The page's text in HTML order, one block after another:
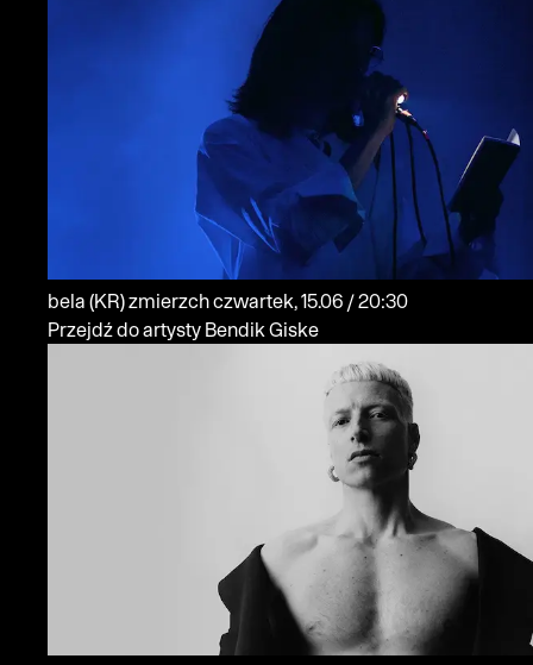
bela (KR)zmierzch
czwartek, 15.06 / 20:30
Przejdź do artysty Bendik Giske